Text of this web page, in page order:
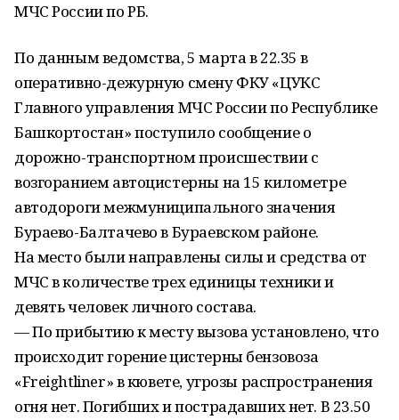
МЧС России по РБ.
По данным ведомства, 5 марта в 22.35 в
оперативно-дежурную смену ФКУ «ЦУКС
Главного управления МЧС России по Республике
Башкортостан» поступило сообщение о
дорожно-транспортном происшествии с
возгоранием автоцистерны на 15 километре
автодороги межмуниципального значения
Бураево-Балтачево в Бураевском районе.
На место были направлены силы и средства от
МЧС в количестве трех единицы техники и
девять человек личного состава.
— По прибытию к месту вызова установлено, что
происходит горение цистерны бензовоза
«Freightliner» в кювете, угрозы распространения
огня нет. Погибших и пострадавших нет. В 23.50